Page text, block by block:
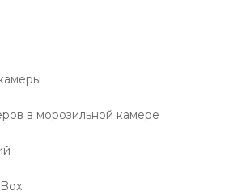
в морозильной камере